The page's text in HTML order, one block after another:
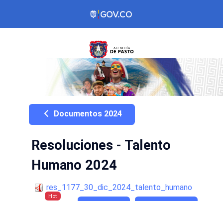
Documentos 2024
Resoluciones - Talento
Humano 2024
res_1177_30_dic_2024_talento_humano
Hot